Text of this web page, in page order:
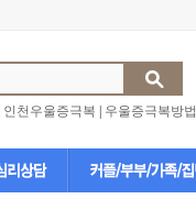
인천우울증극복 우울증극복방법